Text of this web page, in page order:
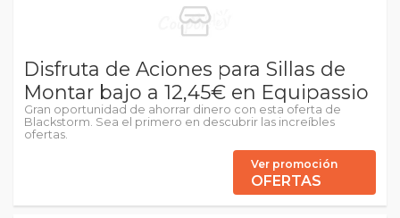
Disfruta de Aciones para Sillas de
Montar bajo a 12,45€ en Equipassio
Gran oportunidad de ahorrar dinero con esta oferta de
Blackstorm. Sea el primero en descubrir las increíbles
ofertas.
Ver promoción
OFERTAS